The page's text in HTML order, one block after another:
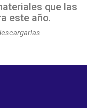
que las
este año.